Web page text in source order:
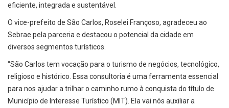
eficiente, integrada e sustentável.
O vice-prefeito de São Carlos, Roselei Françoso, agradeceu ao
Sebrae pela parceria e destacou o potencial da cidade em
diversos segmentos turísticos.
“São Carlos tem vocação para o turismo de negócios, tecnológico,
religioso e histórico. Essa consultoria é uma ferramenta essencial
para nos ajudar a trilhar o caminho rumo à conquista do título de
Município de Interesse Turístico (MIT). Ela vai nós auxiliar a